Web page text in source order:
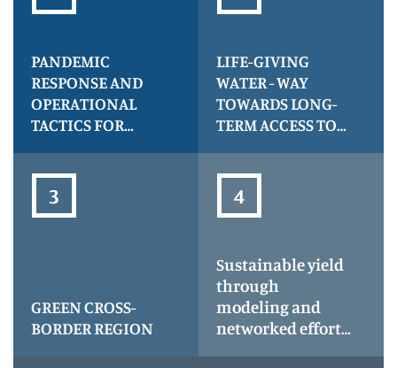
PANDEMIC
RESPONSE AND
OPERATIONAL
TACTICS FOR
AND TRACKING,
acronim PROTECT
LIFE-GIVING
WATER - WAY
TOWARDS LONG-
TERM ACCESS TO
GREEN CROSS-
BORDER REGION
Sustainable yield
through
modeling and
networked efforts